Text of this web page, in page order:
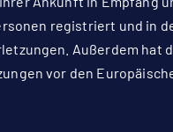
registriert und in
Außerdem hat
vor den